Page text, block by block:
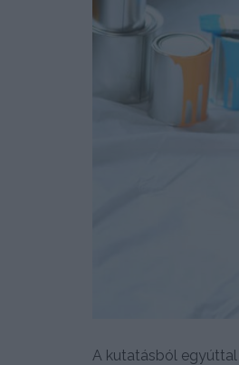
A kutatásból egyúttal